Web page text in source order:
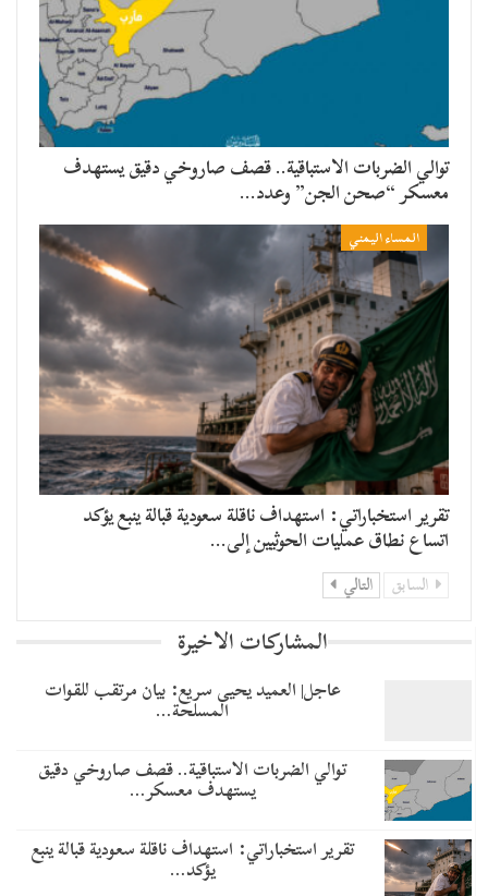
توالي الضربات الاستباقية.. قصف صاروخي دقيق يستهدف
معسكر “صحن الجن” وعدد…
المساء اليمني
تقرير استخباراتي: استهداف ناقلة سعودية قبالة ينبع يؤكد
اتساع نطاق عمليات الحوثيين إلى…
السابق التالي
المشاركات الاخيرة
عاجل| العميد يحيى سريع: بيان مرتقب للقوات
المسلحة…
توالي الضربات الاستباقية.. قصف صاروخي دقيق
يستهدف معسكر…
تقرير استخباراتي: استهداف ناقلة سعودية قبالة ينبع
يؤكد…